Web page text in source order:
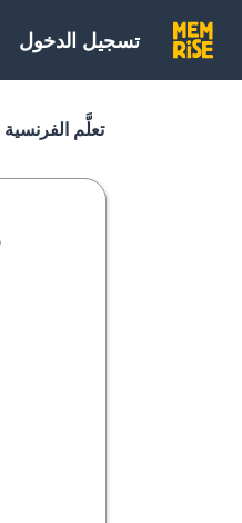
تسجيل الدخول
تعلَّم الفرنسية